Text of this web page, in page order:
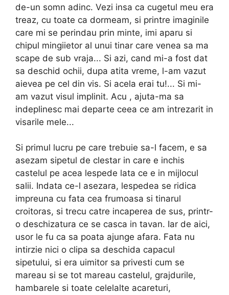
de-un somn adinc. Vezi insa ca cugetul meu era
treaz, cu toate ca dormeam, si printre imaginile
care mi se perindau prin minte, imi aparu si
chipul mingiietor al unui tinar care venea sa ma
scape de sub vraja... Si azi, cand mi-a fost dat
sa deschid ochii, dupa atita vreme, l-am vazut
aievea pe cel din vis. Si acela erai tu!... Si mi-
am vazut visul implinit. Acu , ajuta-ma sa
indepli­nesc mai departe ceea ce am intrezarit in
visarile mele...
Si primul lucru pe care trebuie sa-l facem, e sa
asezam sipetul de clestar in care e inchis
castelul pe acea lespede lata ce e in mijlocul
salii. Indata ce-l asezara, lespedea se ridica
impreuna cu fata cea frumoasa si tinarul
croitoras, si trecu catre incaperea de sus, printr-
o deschizatura ce se casca in tavan. Iar de aici,
usor le fu ca sa poata ajunge afara. Fata nu
intirzie nici o clipa sa deschida capacul
sipetului, si era uimitor sa privesti cum se
mareau si se tot mareau castelul, grajdurile,
hambarele si toate celelalte acare­turi,